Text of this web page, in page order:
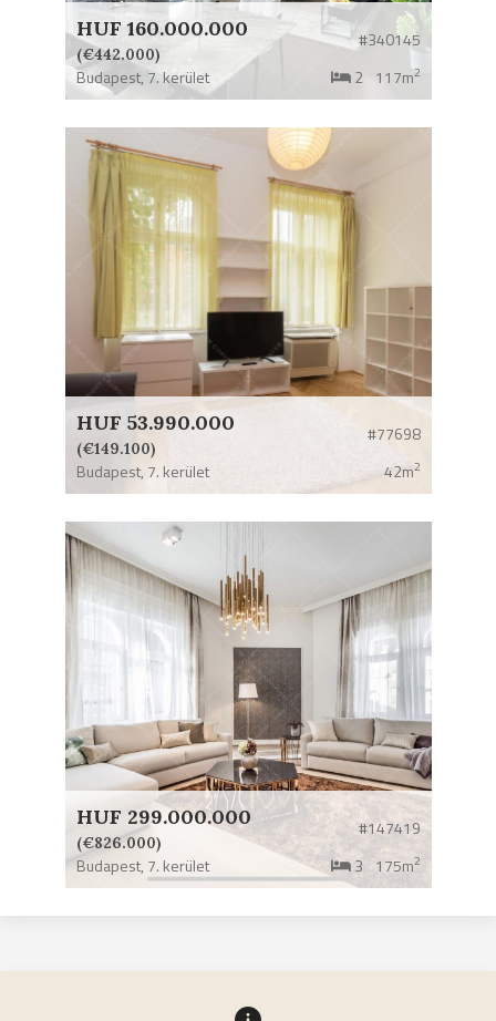
HUF 160.000.000
(€442.000)
#340145
Budapest,7. kerület 2 117m2
HUF 53.990.000
(€149.100)
#77698
Budapest, 7. kerület 42m2
HUF 299.000.000
(€826.000)
#147419
Budapest, 7. kerület 3 175m2